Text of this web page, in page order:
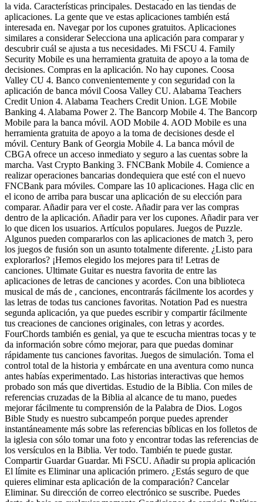
la vida. Características principales. Destacado en las tiendas de
aplicaciones. La gente que ve estas aplicaciones también está
interesada en. Navegar por los cupones gratuitos. Aplicaciones
similares a considerar Selecciona una aplicación para comparar y
descubrir cuál se ajusta a tus necesidades. Mi FSCU 4. Family
Security Mobile es una herramienta gratuita de apoyo a la toma de
decisiones. Compras en la aplicación. No hay cupones. Coosa
Valley CU 4. Banco convenientemente y con seguridad con la
aplicación de banca móvil Coosa Valley CU. Alabama Teachers
Credit Union 4. Alabama Teachers Credit Union. LGE Mobile
Banking 4. Alabama Power 2. The Bancorp Mobile 4. The Bancorp
Mobile para la banca móvil. AOD Mobile 4. AOD Mobile es una
herramienta gratuita de apoyo a la toma de decisiones desde el
móvil. Century Bank of Georgia Mobile 4. La banca móvil de
CBGA ofrece un acceso inmediato y seguro a las cuentas sobre la
marcha. Vast Crypto Banking 3. FNCBank Mobile 4. Comience a
realizar operaciones bancarias dondequiera que esté con el nuevo
FNCBank para móviles. Compare las 10 aplicaciones. Haga clic en
el icono de arriba para buscar una aplicación de su elección para
comparar. Añadir para ver el coste. Añadir para ver las compras
dentro de la aplicación. Añadir para ver los cupones. Añadir para ver
lo que dicen los usuarios. Artículos populares. Juegos de Puzzle.
Algunos pueden compararlos con las aplicaciones de match 3, pero
los juegos de fusión son un asunto totalmente diferente. ¿Listo para
explorarlos? ¡Hemos elegido los mejores para ti! Letras de
canciones. Ultimate Guitar es nuestra favorita de entre las
aplicaciones de letras de canciones y acordes. Con una biblioteca
musical de más de , canciones, encontrarás fácilmente los acordes y
las letras de todas tus canciones favoritas. Notation Pad es nuestra
segunda aplicación, ya que puedes escribir y compartir fácilmente
tus creaciones de canciones originales, con letras y acordes.
FourChords también es genial, ya que te escucha mientras tocas y te
da información sobre cómo mejorar, para que puedas dominar
rápidamente tus canciones favoritas. Juegos de simulación. Toma el
control total de la historia y embárcate en una aventura como nunca
antes habías experimentado. Las historias interactivas que hemos
probado son más que divertidas. Estudio de la Biblia. Con miles de
referencias cruzadas de la Biblia al alcance de tu mano, puedes
mejorar fácilmente tu comprensión de la Palabra de Dios. Logos
Bible Study es nuestro subcampeón porque puedes aprender
instantáneamente más sobre las referencias bíblicas en los folletos de
la iglesia con sólo tomar una foto y encontrar todas las referencias de
los versículos en la Biblia. Ver todo. También te puede gustar.
Compartir Guardar Guardar. Mi FSCU. Añadir su propia aplicación
El límite es Eliminar una aplicación primero. ¿Estás seguro de que
quieres eliminar esta aplicación de la comparación? Cancelar
Eliminar. Su dirección de correo electrónico se suscribe. Puedes